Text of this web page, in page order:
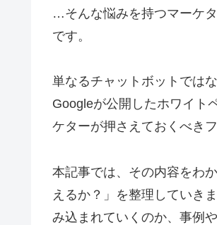
…そんな悩みを持つマーケ
です。
単なるチャットボットではな
Googleが公開したホワイト
ケターが押さえておくべき
本記事では、その内容をわ
えるか？」を整理していき
み込まれていくのか、事例